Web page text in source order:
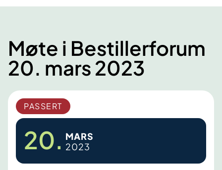
Møte i Bestillerforum
20. mars 2023
PASSERT
20. MARS
2023